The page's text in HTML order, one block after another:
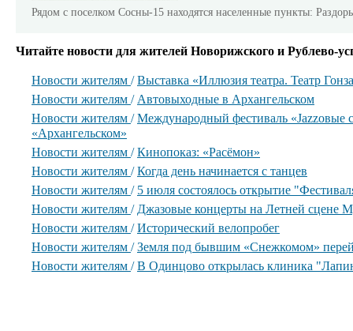
Рядом с поселком Сосны-15 находятся населенные пункты:
Читайте новости для жителей Новорижского и Рублево-
Новости жителям /Выставка «Иллюзия театра. Театр
Новости жителям / Автовыходные в Архангельском
Новости жителям /Международный фестиваль «Jazzовые
«Архангельском»
Новости жителям /Кинопоказ: «Расёмон»
Новости жителям /Когда день начинается с танцев
Новости жителям / 5 июля состоялось открытие
Новости жителям / Джазовые концерты на Летней сцене
Новости жителям /Исторический велопробег
Новости жителям /Земля под бывшим «Снежкомом»
Новости жителям /В Одинцово открылась клиника